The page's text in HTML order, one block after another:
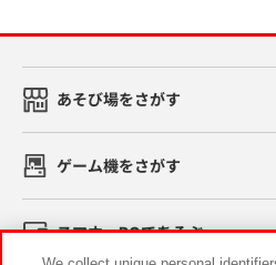
あそび場をさがす
ゲーム機をさがす
スマホ・PCであそぶ